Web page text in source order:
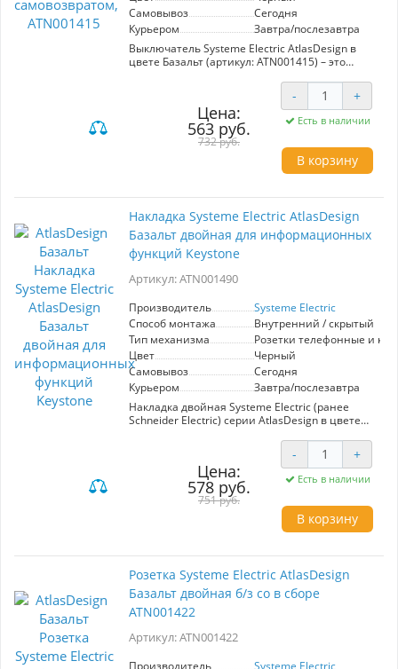
Самовывоз
Сегодня
Курьером
Завтра/послезавтра
Выключатель Systeme Electric AtlasDesign в
цвете Базальт (артикул: ATN001415) – это
электрическими сетями с напряжением 250 В
и током до 10 А. Этот 1-клавишный механизм с
самовозвратом сочетает в себе
функциональность и стильный дизайн, что
делает его идеальным выбором для
современных интерьеров. Лицевые детали
выполнены из прочного ABS-пластика, что
излучению, гарантируя долговечность
устройства. Усиленные монтажные лапки
обеспечивают надежную фиксацию в
монтажной коробке, что упрощает установку.
Производитель Systeme Electric (ранее
Schneider Electric) известен высоким качеством
своей продукции, что делает этот
выключатель не только практичным, но и
эстетически привлекательным элементом
вашего дома или офиса.
Цена:
563 руб.
732 руб.
- +
Есть в наличии
В корзину
Накладка Systeme Electric AtlasDesign
Базальт двойная для информационных
функций Keystone
Артикул: ATN001490
Производитель
Systeme Electric
Способ монтажа
Внутренний / скрытый
Тип механизма
Розетки телефонные и
Цвет
Черный
Самовывоз
Сегодня
Курьером
Завтра/послезавтра
Накладка двойная Systeme Electric (ранее
Schneider Electric) серии AtlasDesign в цвете
сборки с модулями типа Keystone. Решение
для ценителей матовых поверхностей в
интерьере, к которым приятно прикоснуться.
Лицевые детали из качественного ABS-
пластика, устойчивого к царапинам и УФ-
Цена:
578 руб.
751 руб.
- +
Есть в наличии
В корзину
Розетка Systeme Electric AtlasDesign
Базальт двойная б/з со в сборе
ATN001422
Артикул: ATN001422
Производитель
Systeme Electric